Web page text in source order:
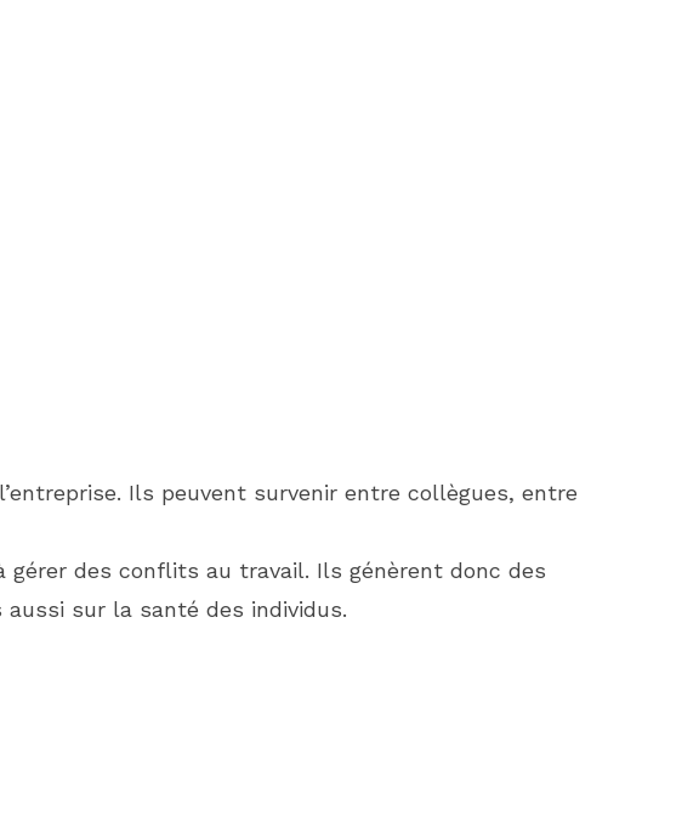
Ils peuvent survenir entre collègues, entre
gérer des conflits au travail. Ils génèrent donc des
sur la santé des individus.